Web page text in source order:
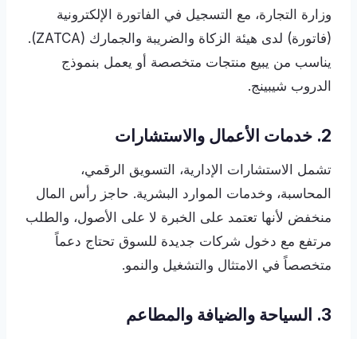
وزارة التجارة، مع التسجيل في الفاتورة الإلكترونية
(فاتورة) لدى هيئة الزكاة والضريبة والجمارك (ZATCA).
يناسب من يبيع منتجات متخصصة أو يعمل بنموذج
الدروب شيبينج.
2. خدمات الأعمال والاستشارات
تشمل الاستشارات الإدارية، التسويق الرقمي،
المحاسبة، وخدمات الموارد البشرية. حاجز رأس المال
منخفض لأنها تعتمد على الخبرة لا على الأصول، والطلب
مرتفع مع دخول شركات جديدة للسوق تحتاج دعماً
متخصصاً في الامتثال والتشغيل والنمو.
3. السياحة والضيافة والمطاعم